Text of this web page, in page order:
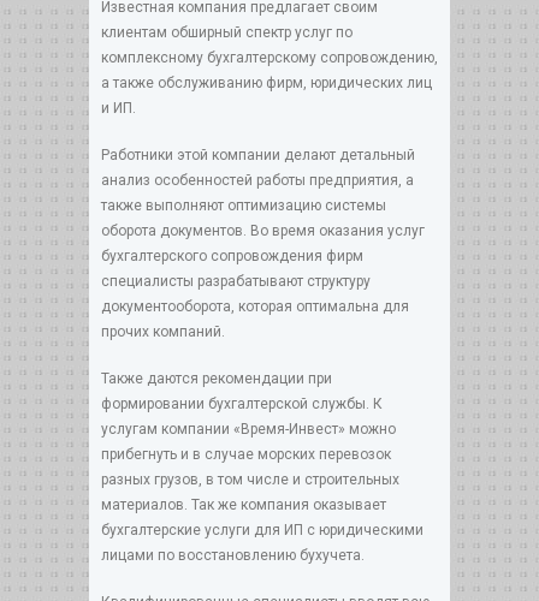
Известная компания предлагает своим
клиентам обширный спектр услуг по
комплексному бухгалтерскому сопровождению,
а также обслуживанию фирм, юридических лиц
и ИП.
Работники этой компании делают детальный
анализ особенностей работы предприятия, а
также выполняют оптимизацию системы
оборота документов. Во время оказания услуг
бухгалтерского сопровождения фирм
специалисты разрабатывают структуру
документооборота, которая оптимальна для
прочих компаний.
Также даются рекомендации при
формировании бухгалтерской службы. К
услугам компании «Время-Инвест» можно
прибегнуть и в случае морских перевозок
разных грузов, в том числе и строительных
материалов. Так же компания оказывает
бухгалтерские услуги для ИП с юридическими
лицами по восстановлению бухучета.